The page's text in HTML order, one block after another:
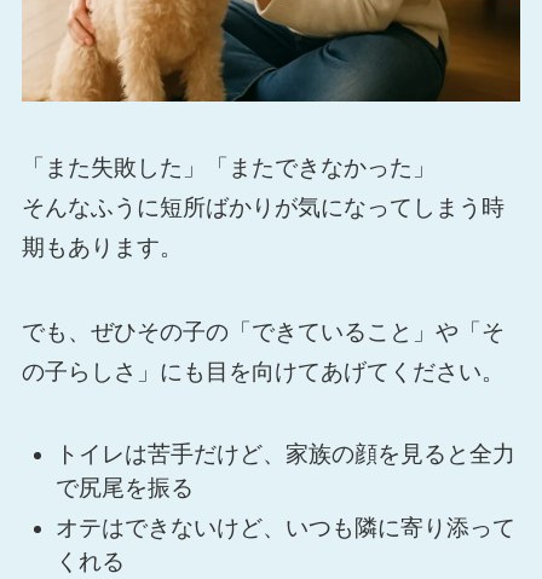
「また失敗した」「またできなかった」
そんなふうに短所ばかりが気になってしまう時
期もあります。
でも、ぜひその子の「できていること」や「そ
の子らしさ」にも目を向けてあげてください。
トイレは苦手だけど、家族の顔を見ると全力
で尻尾を振る
オテはできないけど、いつも隣に寄り添って
くれる